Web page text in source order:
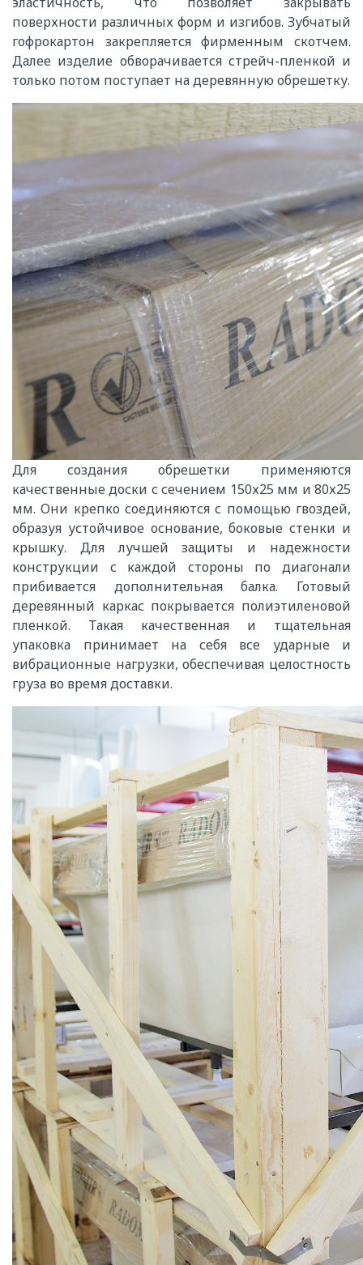
поверхности различных форм и изгибов. Зубчатый
гофрокартон закрепляется фирменным скотчем.
Далее изделие обворачивается стрейч-пленкой и
только потом поступает на деревянную обрешетку.
Для создания обрешетки применяются
качественные доски с сечением 150х25 мм и 80х25
мм. Они крепко соединяются с помощью гвоздей,
образуя устойчивое основание, боковые стенки и
крышку. Для лучшей защиты и надежности
конструкции с каждой стороны по диагонали
прибивается дополнительная балка. Готовый
деревянный каркас покрывается полиэтиленовой
пленкой. Такая качественная и тщательная
упаковка принимает на себя все ударные и
вибрационные нагрузки, обеспечивая целостность
груза во время доставки.